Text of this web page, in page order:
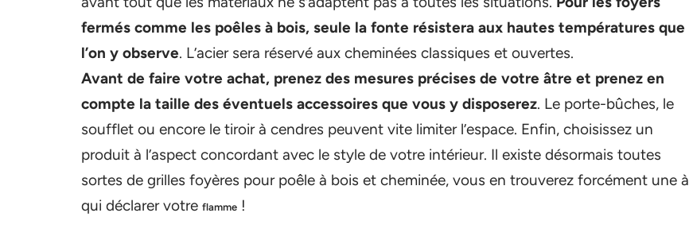
fermés comme les poêles à bois, seule la fonte résistera aux hautes températures que
l’on y observe. L’acier sera réservé aux cheminées classiques et ouvertes.
Avant de faire votre achat, prenez des mesures précises de votre âtre et prenez en
compte la taille des éventuels accessoires que vous y disposerez. Le porte-bûches, le
soufflet ou encore le tiroir à cendres peuvent vite limiter l’espace. Enfin, choisissez un
produit à l’aspect concordant avec le style de votre intérieur. Il existe désormais toutes
sortes de grilles foyères pour poêle à bois et cheminée, vous en trouverez forcément une à
qui déclarer votre flamme !